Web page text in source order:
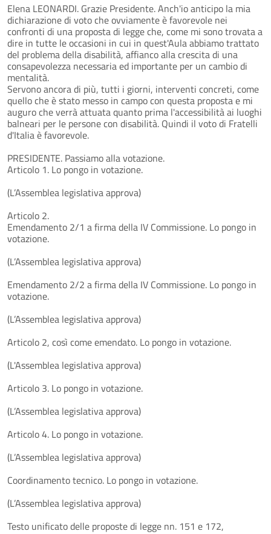
Elena LEONARDI. Grazie Presidente. Anch'io anticipo la mia
dichiarazione di voto che ovviamente è favorevole nei
confronti di una proposta di legge che, come mi sono trovata a
dire in tutte le occasioni in cui in quest'Aula abbiamo trattato
del problema della disabilità, affianco alla crescita di una
consapevolezza necessaria ed importante per un cambio di
mentalità.
Servono ancora di più, tutti i giorni, interventi concreti, come
quello che è stato messo in campo con questa proposta e mi
auguro che verrà attuata quanto prima l'accessibilità ai luoghi
balneari per le persone con disabilità. Quindi il voto di Fratelli
d'Italia è favorevole.
PRESIDENTE. Passiamo alla votazione.
Articolo 1. Lo pongo in votazione.
(L’Assemblea legislativa approva)
Articolo 2.
Emendamento 2/1 a firma della IV Commissione. Lo pongo in
votazione.
(L’Assemblea legislativa approva)
Emendamento 2/2 a firma della IV Commissione. Lo pongo in
votazione.
(L’Assemblea legislativa approva)
Articolo 2, così come emendato. Lo pongo in votazione.
(L'Assemblea legislativa approva)
Articolo 3. Lo pongo in votazione.
(L’Assemblea legislativa approva)
Articolo 4. Lo pongo in votazione.
(L’Assemblea legislativa approva)
Coordinamento tecnico. Lo pongo in votazione.
(L’Assemblea legislativa approva)
Testo unificato delle proposte di legge nn. 151 e 172,